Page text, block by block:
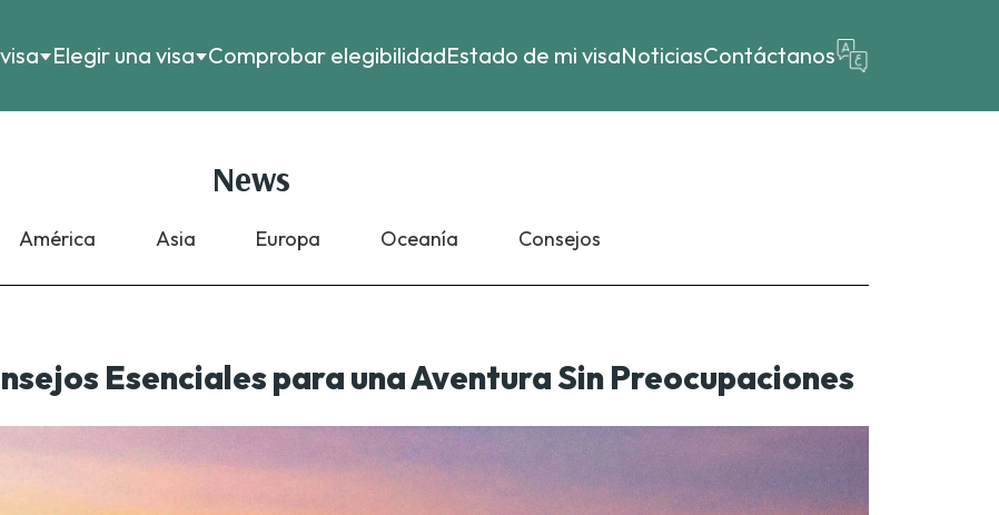
Elegir una visa Comprobar elegibilidadEstado de mi visaNoticiasContáctanos
News
América Asia Europa Oceanía Consejos
Esenciales para una Aventura Sin Preocupaciones